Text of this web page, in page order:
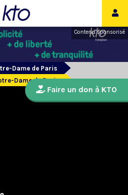
Contenu sponsorisé
Dame de Paris
Dame de Paris
Faire un don à KTO